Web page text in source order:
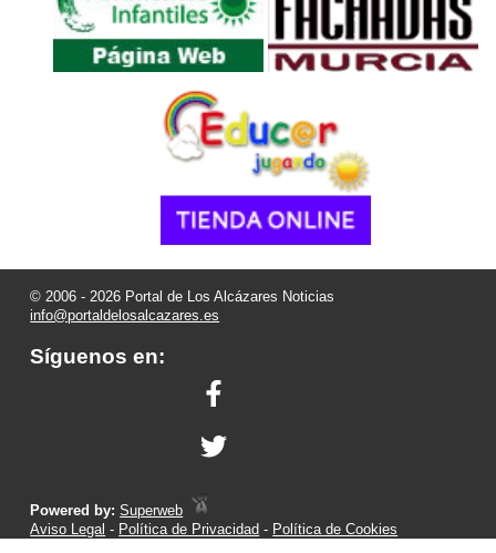
© 2006 - 2026 Portal de Los Alcázares Noticias
info@portaldelosalcazares.es
Síguenos en:
Powered by:Superweb
Aviso Legal - Política de Privacidad - Política de Cookies